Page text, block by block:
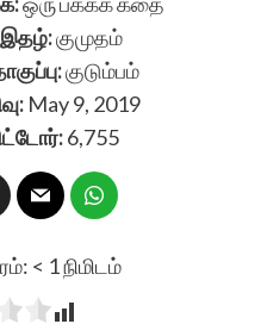
இதழ்:குமுதம்
குடும்பம்
May 9, 2019
6,755
< 1நிமிடம்